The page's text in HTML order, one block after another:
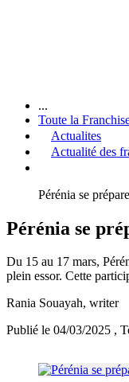
...
Toute la
Actualites
Actualité des
Pérénia se
Pérénia se
Du 15 au 17 mars,
plein essor. Cette
Rania Souayah, writer
Publié le 04/03/2025 ,